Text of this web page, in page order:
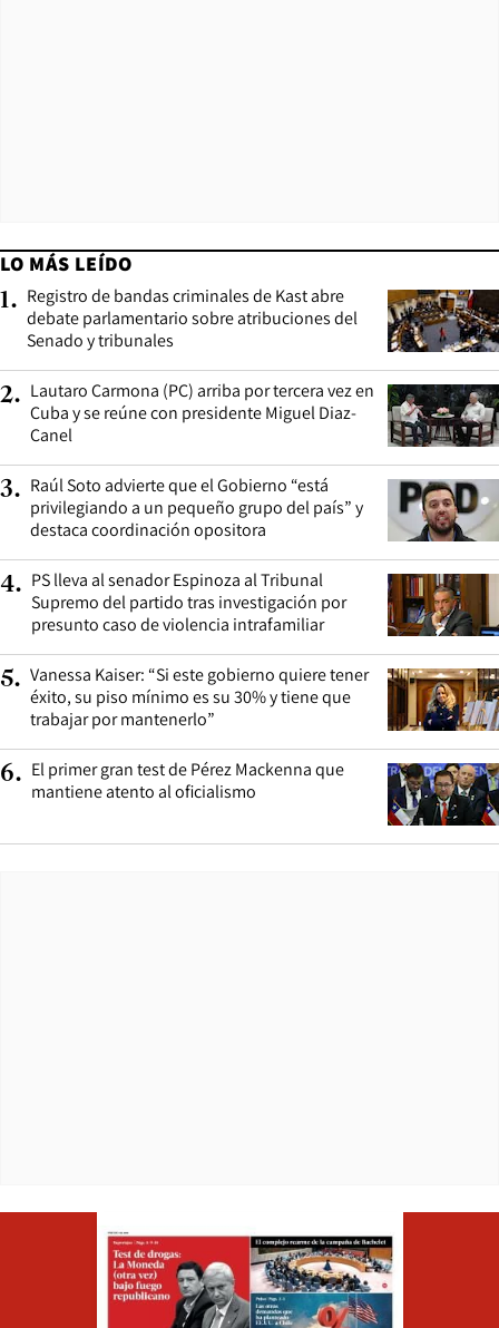
LO MÁS LEÍDO
1. Registro de bandas criminales de Kast abre
debate parlamentario sobre atribuciones del
Senado y tribunales
2. Lautaro Carmona (PC) arriba por tercera vez en
Cuba y se reúne con presidente Miguel Diaz-
Canel
3. Raúl Soto advierte que el Gobierno “está
privilegiando a un pequeño grupo del país” y
destaca coordinación opositora
4. PS lleva al senador Espinoza al Tribunal
Supremo del partido tras investigación por
presunto caso de violencia intrafamiliar
5. Vanessa Kaiser: “Si este gobierno quiere tener
éxito, su piso mínimo es su 30% y tiene que
trabajar por mantenerlo”
6. El primer gran test de Pérez Mackenna que
mantiene atento al oficialismo